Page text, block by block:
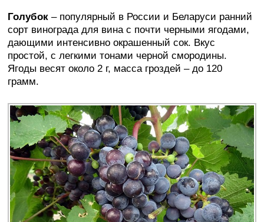
Голубок – популярный в России и Беларуси ранний
сорт винограда для вина с почти черными ягодами,
дающими интенсивно окрашенный сок. Вкус
простой, с легкими тонами черной смородины.
Ягоды весят около 2 г, масса гроздей – до 120
грамм.